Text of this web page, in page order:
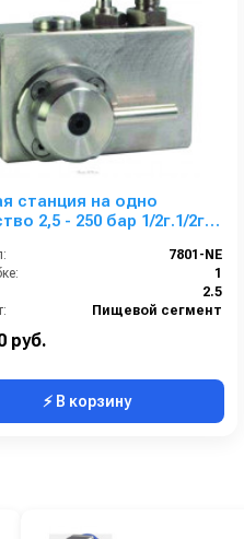
станция на одно
2,5 - 250 бар 1/2г.1/2г.с
7801-NE
1
2.5
Пищевой сегмент
руб.
⚡ В корзину